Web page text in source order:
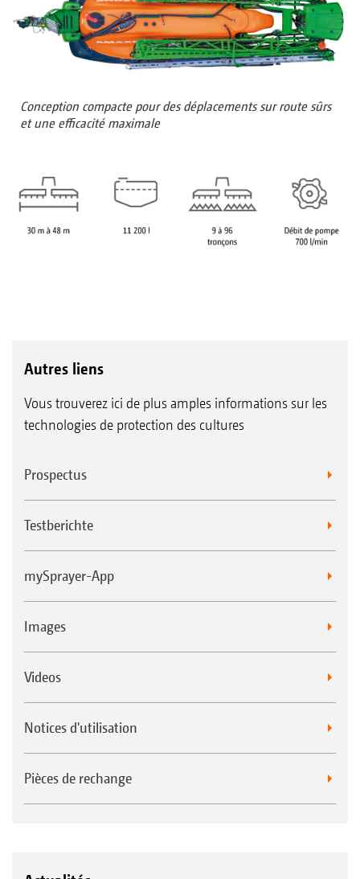
Conception compacte pour des déplacements sur route sûrs
et une efficacité maximale
Autres liens
Vous trouverez ici de plus amples informations sur les
technologies de protection des cultures
Prospectus
Testberichte
mySprayer-App
Images
Videos
Notices d'utilisation
Pièces de rechange